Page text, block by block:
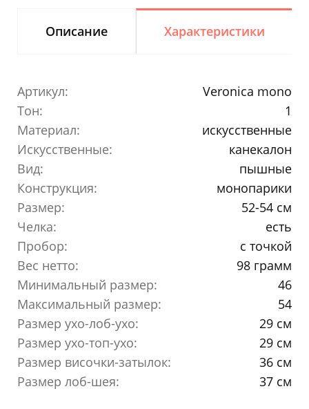
Описание Характеристики
Артикул:
Veronica mono
Тон:
1
Материал:
искусственные
Искусственные:
канекалон
Вид:
пышные
Конструкция:
монопарики
Размер:
52-54 см
Челка:
есть
Пробор:
с точкой
Вес нетто:
98 грамм
Минимальный размер:
46
Максимальный размер:
54
Размер ухо-лоб-ухо:
29 см
Размер ухо-топ-ухо:
29 см
Размер височки-затылок:
36 см
Размер лоб-шея:
37 см